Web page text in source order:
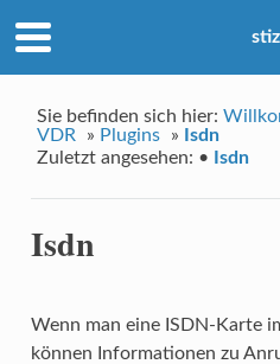
Sie befinden sich hier:
VDR
» Plugins »
Isdn
Zuletzt angesehen: • Isdn
Isdn
Wenn man eine ISDN-Karte
können Informationen zu